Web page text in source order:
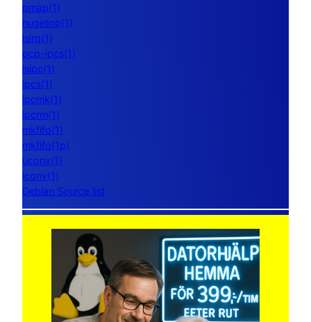
pmap(1)
hugetop(1)
lsirq(1)
pcp-ipcs(1)
lsipc(1)
ipcs(1)
ipcmk(1)
ipcrm(1)
mkfifo(1)
mkfifo(1p)
uconv(1)
iconv(1)
Debian Source list